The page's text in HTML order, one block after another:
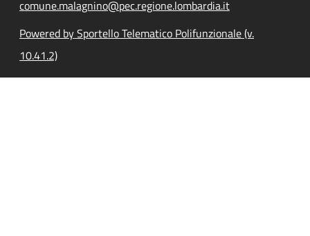
comune.malagnino@pec.regione.lombardia.it
Powered by Sportello Telematico Polifunzionale (v.
10.41.2)